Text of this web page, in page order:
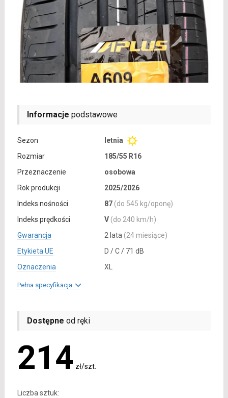
Informacje podstawowe
Sezon
letnia
Rozmiar
185/55 R16
Przeznaczenie
osobowa
Rok produkcji
2025/2026
Indeks nośności
87 (do 545 kg/oponę)
Indeks prędkości
V (do 240 km/h)
Gwarancja
2 lata (24 miesiące)
Etykieta UE
D / C / 71 dB
Oznaczenia
XL
Pełna specyfikacja
Dostępne od ręki
214 zł/szt.
Liczba sztuk: